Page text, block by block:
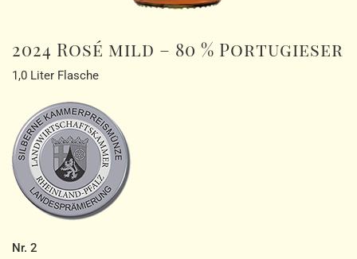
2024 Rosé mild – 80 % Portugieser
1,0 Liter Flasche
Nr. 2